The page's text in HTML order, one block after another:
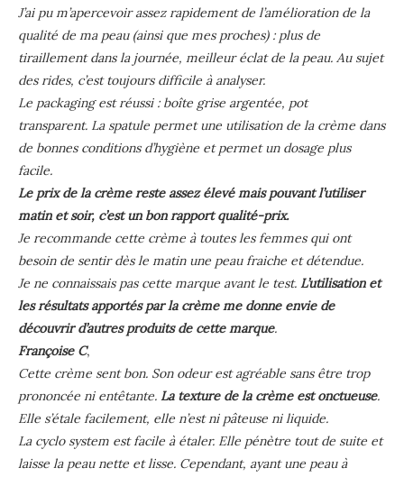
J’ai pu m’apercevoir assez rapidement de l’amélioration de la
qualité de ma peau (ainsi que mes proches) : plus de
tiraillement dans la journée, meilleur éclat de la peau. Au sujet
des rides, c’est toujours difficile à analyser.
Le packaging est réussi : boîte grise argentée, pot
transparent. La spatule permet une utilisation de la crème dans
de bonnes conditions d’hygiène et permet un dosage plus
facile.
Le prix de la crème reste assez élevé mais pouvant l’utiliser
matin et soir, c’est un bon rapport qualité-prix.
Je recommande cette crème à toutes les femmes qui ont
besoin de sentir dès le matin une peau fraiche et détendue.
Je ne connaissais pas cette marque avant le test. L’utilisation et
les résultats apportés par la crème me donne envie de
découvrir d’autres produits de cette marque.
Françoise C,
Cette crème sent bon. Son odeur est agréable sans être trop
prononcée ni entêtante. La texture de la crème est onctueuse.
Elle s’étale facilement, elle n’est ni pâteuse ni liquide.
La cyclo system est facile à étaler. Elle pénètre tout de suite et
laisse la peau nette et lisse. Cependant, ayant une peau à